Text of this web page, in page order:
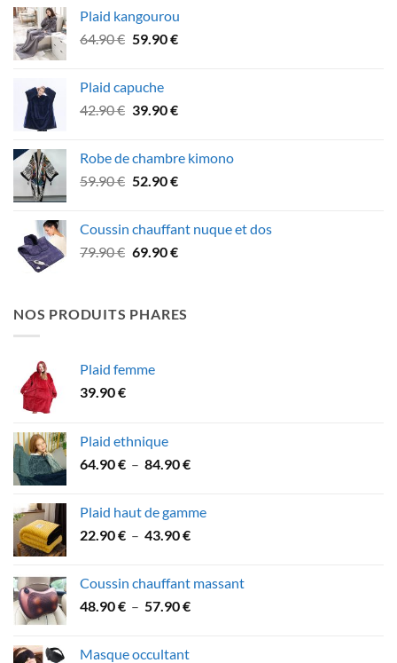
était :
99.90 €.
est :
89.90 €.
Plaid kangourou
64.90€ Le
était :
64.90 €.
59.90€Le
59.90 €.
Plaid capuche
42.90€ Le
était :
42.90 €.
39.90€Le
est :
39.90 €.
Robe de chambre kimono
59.90€ Le
était :
59.90 €.
52.90€Le
est :
52.90 €.
Coussin chauffant nuque et dos
79.90€ Le
était :
79.90 €.
69.90€Le
est :
69.90 €.
NOS PRODUITS PHARES
Plaid femme
39.90€
Plaid ethnique
64.90€ – 84.90€Plage
64.90 €
à
Plaid haut de gamme
22.90€ – 43.90€Plage
22.90 €
à
Coussin chauffant massant
48.90€ – 57.90€Plage
Masque occultant